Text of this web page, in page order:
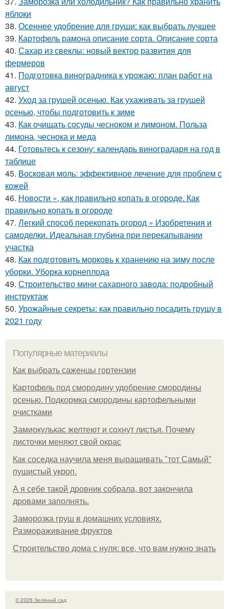
яблоки
38. Осеннее удобрение для груши: как выбрать лучшее
39. Картофель рамона описание сорта. Описание сорта
40. Сахар из свеклы: новый вектор развития для
фермеров
41. Подготовка виноградника к урожаю: план работ на
август
42. Уход за грушей осенью. Как ухаживать за грушей
осенью, чтобы подготовить к зиме
43. Как очищать сосуды чесноком и лимоном. Польза
лимона, чеснока и меда
44. Готовьтесь к сезону: календарь виноградаря на год в
таблице
45. Восковая моль: эффективное лечение для проблем с
кожей
46. Новости », как правильно копать в огороде. Как
правильно копать в огороде
47. Легкий способ перекопать огород » Изобретения и
самоделки. Идеальная глубина при перекапывании
участка
48. Как подготовить морковь к хранению на зиму после
уборки. Уборка корнеплода
49. Строительство мини сахарного завода: подробный
инструктаж
50. Урожайные секреты: как правильно посадить грушу в
2021 году
Популярные материалы
Как выбрать саженцы гортензии
Картофель под смородину удобрение смородины
осенью. Подкормка смородины картофельными
очистками
Замиокулькас желтеют и сохнут листья. Почему
листочки меняют свой окрас
Как соседка научила меня выращивать "тот Самый"
пушистый укроп.
А я себе такой дровник собрала, вот закончила
дровами заполнять.
Заморозка груш в домашних условиях.
Размораживание фруктов
Строительство дома с нуля: все, что вам нужно знать
© 2026 Зелёный сад